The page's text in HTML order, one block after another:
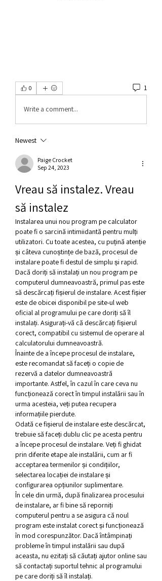
0 1
Write a comment...
Newest
Paige Crocket
Sep 24, 2023
Vreau să instalez. Vreau
să instalez
Instalarea unui nou program pe calculator
poate fi o sarcină intimiidantă pentru mulți
utilizatori. Cu toate acestea, cu puțină atenție
și câteva cunoștințe de bază, procesul de
instalare poate fi destul de simplu și rapid.
Dacă doriți să instalați un nou program pe
computerul dumneavoastră, primul pas este
să descărcați fișierul de instalare. Acest fișier
este de obicei disponibil pe site-ul web
oficial al programului pe care doriți să îl
instalați. Asigurați-vă că descărcați fișierul
corect, compatibil cu sistemul de operare al
calculatorului dumneavoastră.
Înainte de a începe procesul de instalare,
este recomandat să faceți o copie de
rezervă a datelor dumneavoastră
importante. Astfel, în cazul în care ceva nu
funcționează corect în timpul instalării sau în
urma acesteia, veți putea recupera
informațiile pierdute.
Odată ce fișierul de instalare este descărcat,
trebuie să faceți dublu clic pe acesta pentru
a începe procesul de instalare. Veți fi ghidat
prin diferite etape ale instalării, cum ar fi
acceptarea termenilor și condițiilor,
selectarea locației de instalare și
configurarea opțiunilor suplimentare.
În cele din urmă, după finalizarea procesului
de instalare, ar fi bine să reporniți
computerul pentru a se asigura că noul
program este instalat corect și funcționează
în mod corespunzător. Dacă întâmpinați
probleme în timpul instalării sau după
aceasta, nu ezitați să căutați ajutor online sau
să contactați suportul tehnic al programului
pe care doriți să îl instalați.